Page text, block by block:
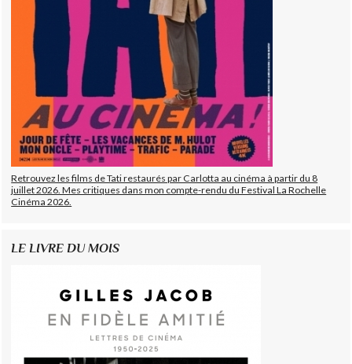
Retrouvez les films de Tati restaurés par Carlotta au cinéma à partir du 8
juillet 2026. Mes critiques dans mon compte-rendu du Festival La Rochelle
Cinéma 2026.
LE LIVRE DU MOIS